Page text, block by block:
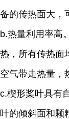
备的传热面大，
b.热量利用率高
热，所有传热面
空气带走热量，
c.楔形桨叶具有
叶的倾斜面和颗